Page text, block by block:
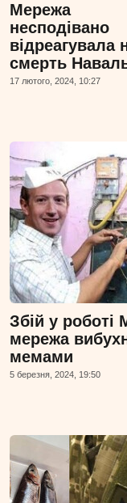
Мережа
несподівано
відреагувала
смерть
17 лютого, 2024, 10:27
Збій у роботі
мережа
мемами
5 березня, 2024, 19:50